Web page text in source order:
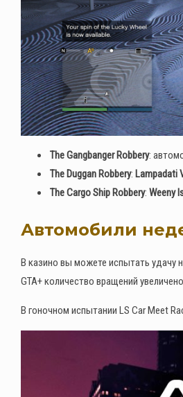
The Gangbanger Robbery:
The Duggan Robbery: Lampadati
The Cargo Ship Robbery: Weeny
Автомобили
В казино вы можете испытать удачу
GTA+ количество вращений
В гоночном испытании LS Car Meet